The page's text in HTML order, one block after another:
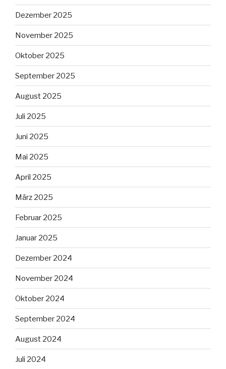
Dezember 2025
November 2025
Oktober 2025
September 2025
August 2025
Juli 2025
Juni 2025
Mai 2025
April 2025
März 2025
Februar 2025
Januar 2025
Dezember 2024
November 2024
Oktober 2024
September 2024
August 2024
Juli 2024